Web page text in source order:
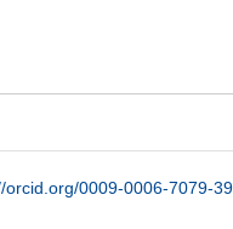
0009-0006-7079-